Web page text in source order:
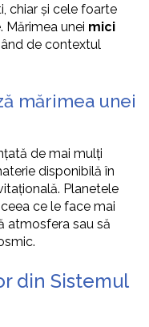
chiar și cele foarte
Mărimea unei mici
de contextul
mărimea unei
de mai mulți
disponibilă în
Planetele
ce le face mai
atmosfera sau să
din Sistemul